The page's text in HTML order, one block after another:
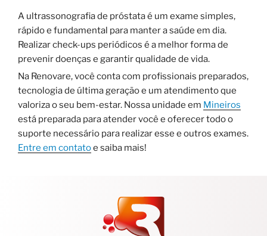
A ultrassonografia de próstata é um exame simples,
rápido e fundamental para manter a saúde em dia.
Realizar check-ups periódicos é a melhor forma de
prevenir doenças e garantir qualidade de vida.
Na Renovare, você conta com profissionais preparados,
tecnologia de última geração e um atendimento que
valoriza o seu bem-estar. Nossa unidade em Mineiros
está preparada para atender você e oferecer todo o
suporte necessário para realizar esse e outros exames.
Entre em contatoe saiba mais!